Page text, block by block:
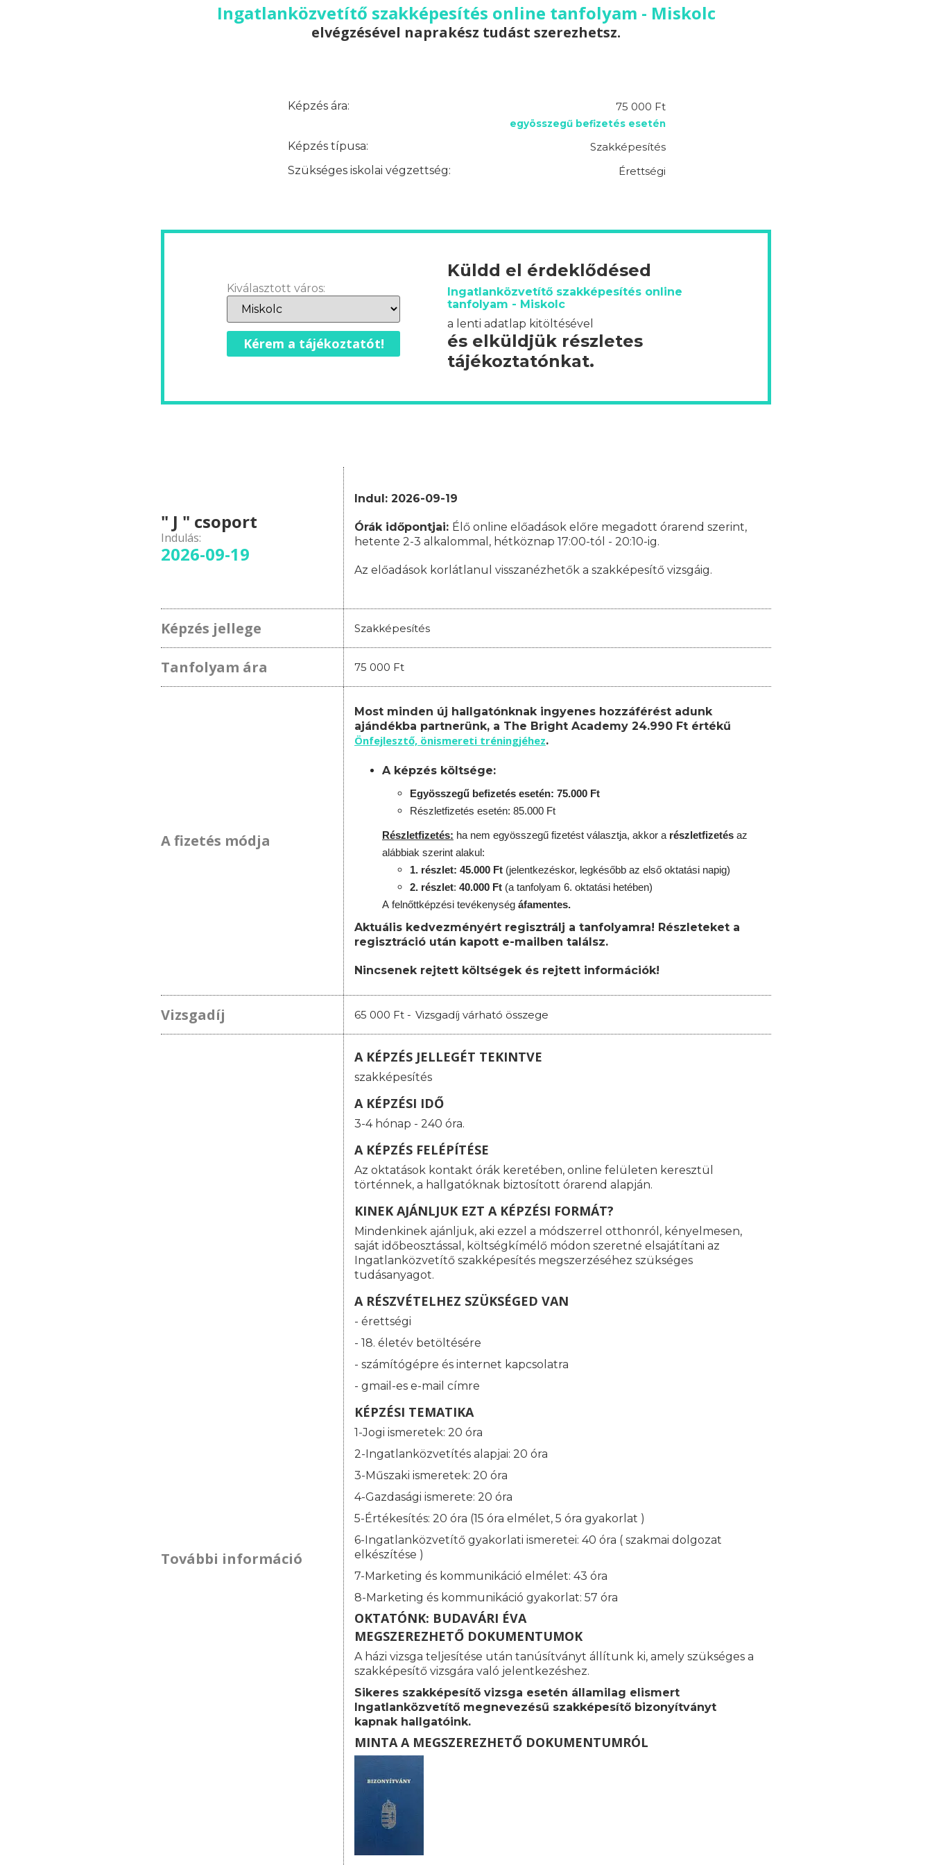
Ingatlanközvetítő szakképesítés online tanfolyam - Miskolc
elvégzésével naprakész tudást szerezhetsz.
Képzés ára: 75 000 Ft
egyösszegű befizetés esetén
Képzés típusa:
Szakképesítés
Szükséges iskolai végzettség:
Érettségi
Kiválasztott város:
Kérem a tájékoztatót!
Küldd el érdeklődésed
Ingatlanközvetítő szakképesítés online
tanfolyam - Miskolc
a lenti adatlap kitöltésével
és elküldjük részletes
tájékoztatónkat.
" J " csoport
Indulás:
2026-09-19
Indul: 2026-09-19
Órák időpontjai: Élő online előadások előre megadott órarend szerint,
hetente 2-3 alkalommal, hétköznap 17:00-tól - 20:10-ig.
Az előadások korlátlanul visszanézhetők a szakképesítő vizsgáig.
Képzés jellege Szakképesítés
Tanfolyam ára 75 000 Ft
A fizetés módja
Most minden új hallgatónknak ingyenes hozzáférést adunk
ajándékba partnerünk, a The Bright Academy 24.990 Ft értékű
Önfejlesztő, önismereti tréningjéhez.
A képzés költsége:
Egyösszegű befizetés esetén: 75.000 Ft
Részletfizetés esetén: 85.000 Ft
Részletfizetés: ha nem egyösszegű fizetést választja, akkor a részletfizetés az
alábbiak szerint alakul:
1. részlet: 45.000 Ft (jelentkezéskor, legkésőbb az első oktatási napig)
2. részlet: 40.000 Ft (a tanfolyam 6. oktatási hetében)
A felnőttképzési tevékenység áfamentes.
Aktuális kedvezményért regisztrálj a tanfolyamra! Részleteket a
regisztráció után kapott e-mailben találsz.
Nincsenek rejtett költségek és rejtett információk!
Vizsgadíj 65 000 Ft - Vizsgadíj várható összege
További információ
A KÉPZÉS JELLEGÉT TEKINTVE
szakképesítés
A KÉPZÉSI IDŐ
3-4 hónap - 240 óra.
A KÉPZÉS FELÉPÍTÉSE
Az oktatások kontakt órák keretében, online felületen keresztül
történnek, a hallgatóknak biztosított órarend alapján.
KINEK AJÁNLJUK EZT A KÉPZÉSI FORMÁT?
Mindenkinek ajánljuk, aki ezzel a módszerrel otthonról, kényelmesen,
saját időbeosztással, költségkímélő módon szeretné elsajátítani az
Ingatlanközvetítő szakképesítés megszerzéséhez szükséges
tudásanyagot.
A RÉSZVÉTELHEZ SZÜKSÉGED VAN
- érettségi
- 18. életév betöltésére
- számítógépre és internet kapcsolatra
- gmail-es e-mail címre
KÉPZÉSI TEMATIKA
1-Jogi ismeretek: 20 óra
2-Ingatlanközvetítés alapjai: 20 óra
3-Műszaki ismeretek: 20 óra
4-Gazdasági ismerete: 20 óra
5-Értékesítés: 20 óra (15 óra elmélet, 5 óra gyakorlat )
6-Ingatlanközvetítő gyakorlati ismeretei: 40 óra ( szakmai dolgozat
elkészítése )
7-Marketing és kommunikáció elmélet: 43 óra
8-Marketing és kommunikáció gyakorlat: 57 óra
OKTATÓNK: BUDAVÁRI ÉVA
MEGSZEREZHETŐ DOKUMENTUMOK
A házi vizsga teljesítése után tanúsítványt állítunk ki, amely szükséges a
szakképesítő vizsgára való jelentkezéshez.
Sikeres szakképesítő vizsga esetén államilag elismert
Ingatlanközvetítő megnevezésű szakképesítő bizonyítványt
kapnak hallgatóink.
MINTA A MEGSZEREZHETŐ DOKUMENTUMRÓL